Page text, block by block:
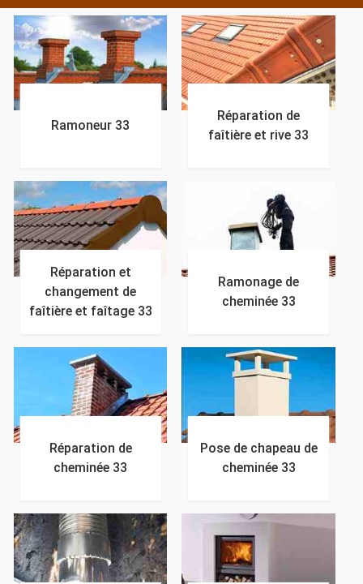
Ramoneur 33
Réparation de
faîtière et rive 33
Réparation et
changement de
faîtière et faîtage 33
Ramonage de
cheminée 33
Réparation de
cheminée 33
Pose de chapeau de
cheminée 33